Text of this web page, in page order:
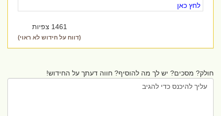
לחץ כאן
1461 צפיות
(דווח על חידוש לא ראוי)
חולק? מסכים? יש לך מה להוסיף? חווה דעתך על החידוש!